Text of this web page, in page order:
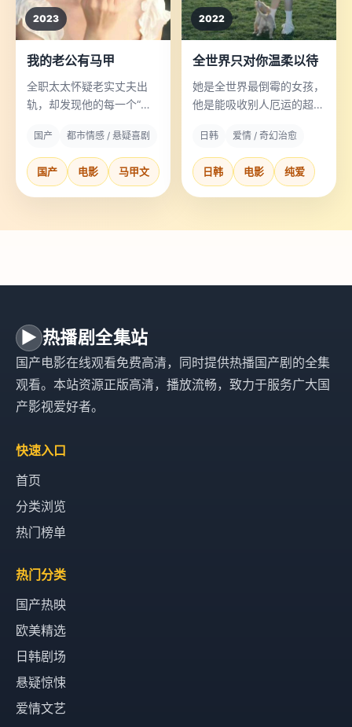
2023
我的老公有马甲
全职太太怀疑老实丈夫出
轨，却发现他的每一个“马
国产 都市情感 / 悬疑喜剧
国产 电影 马甲文
2022
全世界只对你温柔以待
她是全世界最倒霉的女孩，
他是能吸收别人厄运的超能
日韩 爱情 / 奇幻治愈
日韩 电影 纯爱
▶ 热播剧全集站
国产电影在线观看免费高清，同时提供热播国产剧的全集
观看。本站资源正版高清，播放流畅，致力于服务广大国
产影视爱好者。
快速入口
首页
分类浏览
热门榜单
热门分类
国产热映
欧美精选
日韩剧场
悬疑惊悚
爱情文艺